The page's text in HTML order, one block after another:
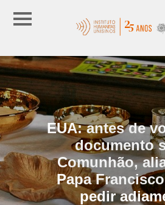
EUA: antes de
documento
Comunhão,
Papa
pedir